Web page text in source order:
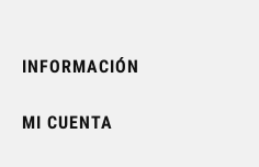
INFORMACIÓN
MI CUENTA